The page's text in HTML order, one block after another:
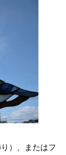
）、またはフ